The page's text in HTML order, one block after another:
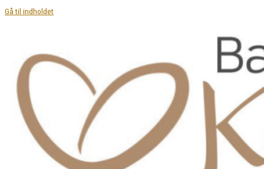
Gå til indholdet